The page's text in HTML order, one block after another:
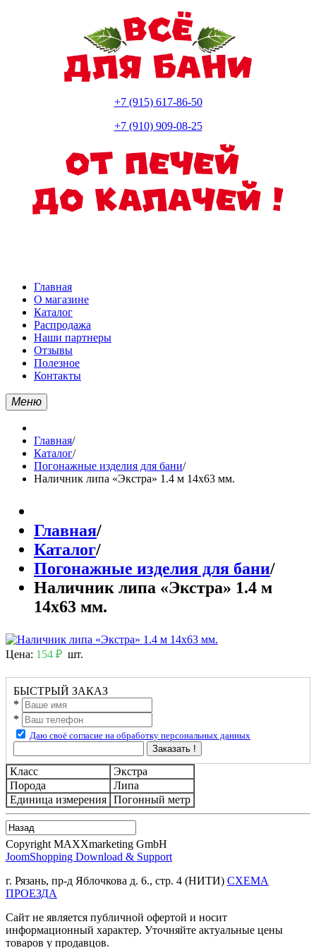
+7 (915) 617-86-50
+7 (910) 909-08-25
Главная
О магазине
Каталог
Распродажа
Наши партнеры
Отзывы
Полезное
Контакты
Меню
Главная/
Каталог/
Погонажные изделия для бани/
Наличник липа «Экстра» 1.4 м 14х63 мм.
Главная/
Каталог/
Погонажные изделия для бани/
Наличник липа «Экстра» 1.4 м
14х63 мм.
Цена: 154 ₽ шт.
БЫСТРЫЙ ЗАКАЗ
*
*
Даю своё согласие на обработку персональных данных
Заказать !
Класс
Экстра
Порода
Липа
Единица измерения Погонный метр
Copyright MAXXmarketing GmbH
JoomShopping Download & Support
г. Рязань, пр-д Яблочкова д. 6., стр. 4 (НИТИ) СХЕМА
ПРОЕЗДА
Сайт не является публичной офертой и носит
информационный характер. Уточняйте актуальные цены
товаров у продавцов.